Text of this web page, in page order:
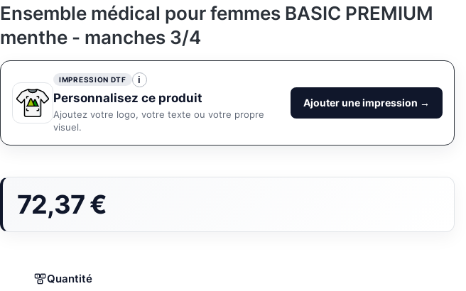
Ensemble médical pour femmes BASIC PREMIUM
menthe - manches 3/4
IMPRESSION DTF i
Personnalisez ce produit
Ajoutez votre logo, votre texte ou votre propre
visuel.
Ajouter une impression →
Prix
72,37 €
Quantité